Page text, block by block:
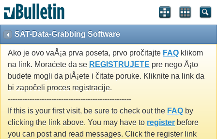
SAT-Data-Grabbing Software
Ako je ovo vaÅ¡a prva poseta, prvo pročitajte FAQ klikom
na link. Moraćete da se REGISTRUJETE pre nego Å¡to
budete mogli da piÅ¡ete i čitate poruke. Kliknite na link da
bi započeli proces registracije.
---------------------------------------------------
If this is your first visit, be sure to check out the FAQ by
clicking the link above. You may have to register before
you can post and read messages. Click the register link